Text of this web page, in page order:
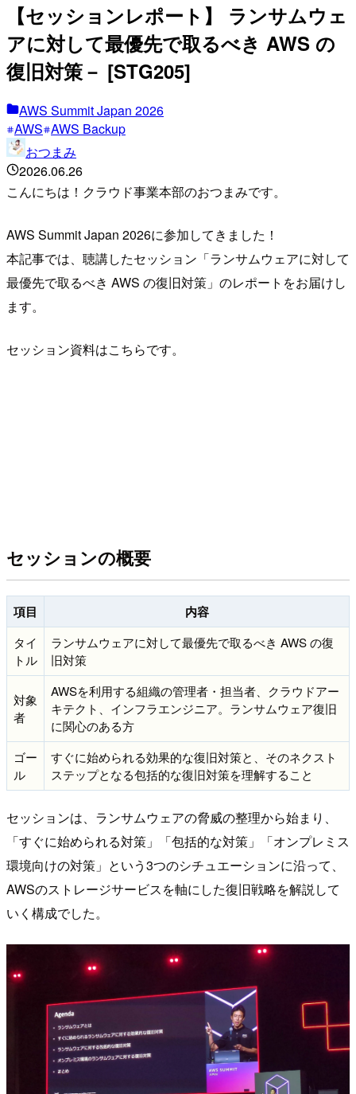
【セッションレポート】 ランサムウェ
アに対して最優先で取るべき AWS の
復旧対策－ [STG205]
AWS Summit Japan 2026
AWS AWS Backup
おつまみ
2026.06.26
こんにちは！クラウド事業本部のおつまみです。
AWS Summit Japan 2026に参加してきました！
本記事では、聴講したセッション「ランサムウェアに対して
最優先で取るべき AWS の復旧対策」のレポートをお届けし
ます。
セッション資料はこちらです。
セッションの概要
項目 内容
タイ
トル
ランサムウェアに対して最優先で取るべき AWS の復
旧対策
対象
者
AWSを利用する組織の管理者・担当者、クラウドアー
キテクト、インフラエンジニア。ランサムウェア復旧
に関心のある方
ゴー
ル
すぐに始められる効果的な復旧対策と、そのネクスト
ステップとなる包括的な復旧対策を理解すること
セッションは、ランサムウェアの脅威の整理から始まり、
「すぐに始められる対策」「包括的な対策」「オンプレミス
環境向けの対策」という3つのシチュエーションに沿って、
AWSのストレージサービスを軸にした復旧戦略を解説して
いく構成でした。